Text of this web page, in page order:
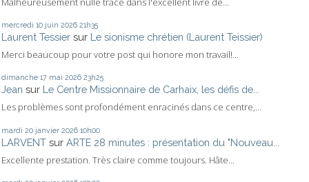
mercredi 10 juin 2026 21h35
Laurent Tessier sur Le sionisme chrétien (Laurent Teissier)
Merci beaucoup pour votre post qui honore mon travail!...
dimanche 17 mai 2026 23h25
Jean sur Le Centre Missionnaire de Carhaix, les défis de...
Les problèmes sont profondément enracinés dans ce centre,...
mardi 20 janvier 2026 10h00
LARVENT sur ARTE 28 minutes : présentation du "Nouveau...
Excellente prestation. Très claire comme toujours. Hâte...